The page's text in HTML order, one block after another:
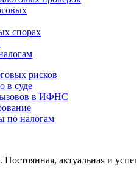
спорах
рисков
в суде
в ИФНС
по налогам
актуальная и